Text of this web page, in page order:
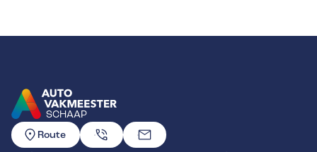
SCHAAP
GA NAAR DE HOMEPAGINA
Route